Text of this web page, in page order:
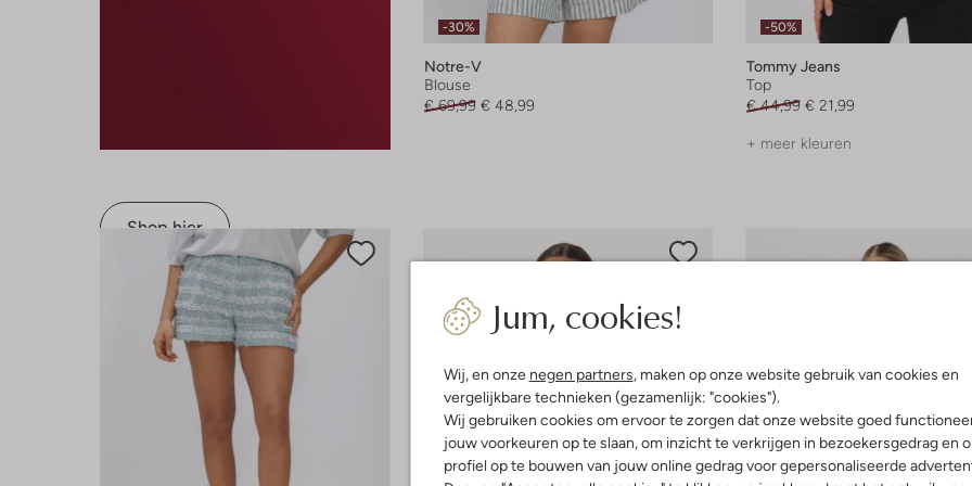
Jum, cookies!
Wij, en onze negen partners, maken op onze website gebruik van cookies en
vergelijkbare technieken (gezamenlijk: "cookies").
Wij gebruiken cookies om ervoor te zorgen dat onze website goed
jouw voorkeuren op te slaan, om inzicht te verkrijgen in bezoekersgedrag en
profiel op te bouwen van jouw online gedrag voor gepersonaliseerde
Shop hier
-30%
Notre-V
Blouse
€ 69,99 € 48,99
-50%
Tommy Jeans
Top
€ 44,99 € 21,99
+ meer kleuren